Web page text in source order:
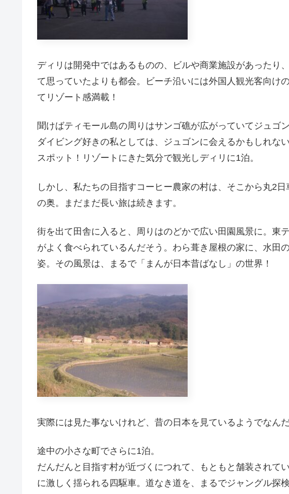
ディリは開発中ではあるものの、ビルや商業施設があったり
て思っていたよりも都会。ビーチ沿いには外国人観光客向け
てリゾート感満載！
聞けばティモール島の周りはサンゴ礁が広がっていてジュゴ
ダイビング好きの私としては、ジュゴンに会えるかもしれな
スポット！リゾートにきた気分で観光しディリに1泊。
しかし、私たちの目指すコーヒー農家の村は、そこから丸2
の奥。まだまだ長い旅は続きます。
街を出て田舎に入ると、周りはのどかで広い田園風景に。東
がよく食べられているんだそう。わら葺き屋根の家に、水田
姿。その風景は、まるで「まんが日本昔ばなし」の世界！
実際には見た事ないけれど、昔の日本を見ているようでなん
途中の小さな町でさらに1泊。
だんだんと目指す村が近づくにつれて、もともと舗装されて
に激しく揺られる四駆車。道なき道を、まるでジャングル探